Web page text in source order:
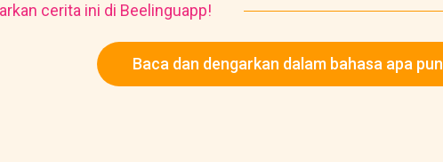
cerita ini di Beelinguapp!
Baca dan dengarkan dalam bahasa apa pun